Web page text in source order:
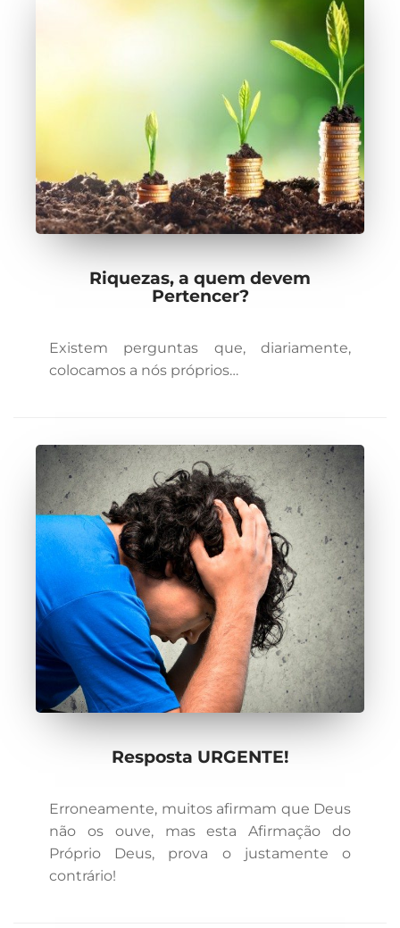
Riquezas, a quem devem
Pertencer?
Existem perguntas que, diariamente,
colocamos a nós próprios…
Resposta URGENTE!
Erroneamente, muitos afirmam que Deus
não os ouve, mas esta Afirmação do
Próprio Deus, prova o justamente o
contrário!